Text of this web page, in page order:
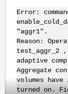
Error:
"aggr1".
Reason:
test_aggr_2
adaptive
Aggregate
volumes
turned on.